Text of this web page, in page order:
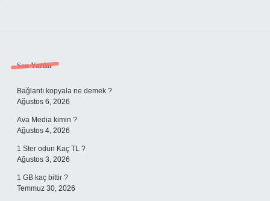
Sidebar
Son Yazılar
Bağlantı kopyala ne demek ?
Ağustos 6, 2026
Ava Media kimin ?
Ağustos 4, 2026
1 Ster odun Kaç TL ?
Ağustos 3, 2026
1 GB kaç bittir ?
Temmuz 30, 2026